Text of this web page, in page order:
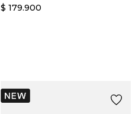
$ 179.900